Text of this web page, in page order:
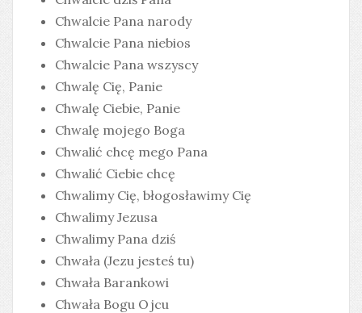
Chwalcie Pana narody
Chwalcie Pana niebios
Chwalcie Pana wszyscy
Chwalę Cię, Panie
Chwalę Ciebie, Panie
Chwalę mojego Boga
Chwalić chcę mego Pana
Chwalić Ciebie chcę
Chwalimy Cię, błogosławimy Cię
Chwalimy Jezusa
Chwalimy Pana dziś
Chwała (Jezu jesteś tu)
Chwała Barankowi
Chwała Bogu Ojcu